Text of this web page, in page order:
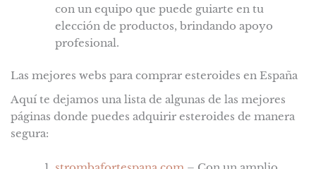
con un equipo que puede guiarte en tu
elección de productos, brindando apoyo
profesional.
Las mejores webs para comprar esteroides en España
Aquí te dejamos una lista de algunas de las mejores
páginas donde puedes adquirir esteroides de manera
segura: